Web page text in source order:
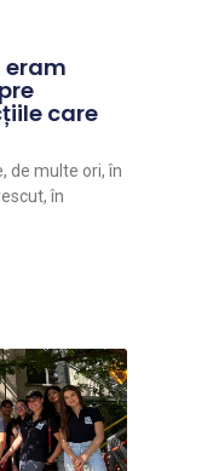
eram
care
de multe ori, în
în